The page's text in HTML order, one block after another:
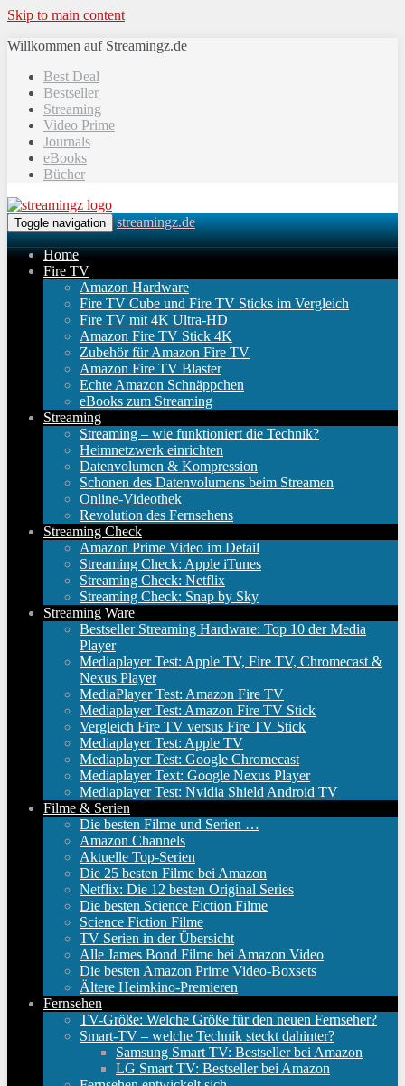
Skip to main content
Willkommen auf Streamingz.de
Best Deal
Bestseller
Streaming
Video Prime
Journals
eBooks
Bücher
Toggle navigation streamingz.de
Home
Fire TV
Amazon Hardware
Fire TV Cube und Fire TV Sticks im Vergleich
Fire TV mit 4K Ultra-HD
Amazon Fire TV Stick 4K
Zubehör für Amazon Fire TV
Amazon Fire TV Blaster
Echte Amazon Schnäppchen
eBooks zum Streaming
Streaming
Streaming – wie funktioniert die Technik?
Heimnetzwerk einrichten
Datenvolumen & Kompression
Schonen des Datenvolumens beim Streamen
Online-Videothek
Revolution des Fernsehens
Streaming Check
Amazon Prime Video im Detail
Streaming Check: Apple iTunes
Streaming Check: Netflix
Streaming Check: Snap by Sky
Streaming Ware
Bestseller Streaming Hardware: Top 10 der Media
Player
Mediaplayer Test: Apple TV, Fire TV, Chromecast &
Nexus Player
MediaPlayer Test: Amazon Fire TV
Mediaplayer Test: Amazon Fire TV Stick
Vergleich Fire TV versus Fire TV Stick
Mediaplayer Test: Apple TV
Mediaplayer Test: Google Chromecast
Mediaplayer Text: Google Nexus Player
Mediaplayer Test: Nvidia Shield Android TV
Filme & Serien
Die besten Filme und Serien …
Amazon Channels
Aktuelle Top-Serien
Die 25 besten Filme bei Amazon
Netflix: Die 12 besten Original Series
Die besten Science Fiction Filme
Science Fiction Filme
TV Serien in der Übersicht
Alle James Bond Filme bei Amazon Video
Die besten Amazon Prime Video-Boxsets
Ältere Heimkino-Premieren
Fernsehen
TV-Größe: Welche Größe für den neuen Fernseher?
Smart-TV – welche Technik steckt dahinter?
Samsung Smart TV: Bestseller bei Amazon
LG Smart TV: Bestseller bei Amazon